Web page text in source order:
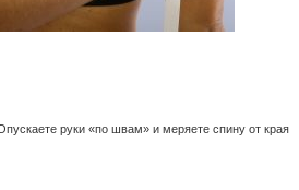
руки «по швам» и меряете спину от края